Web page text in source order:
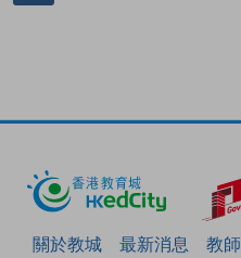
關於教城 最新消息 教師